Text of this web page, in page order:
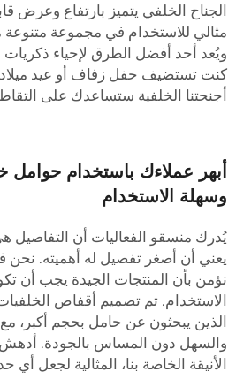
الخلفي يتميز بارتفاع وعرض
للاستخدام في مجموعة متنوعة
أحد أفضل الطرق لإحياء ذكريات
تستضيف حفل زفاف أو عيد ميلاد
الخلفية ستساعدك على التقاط
عملاءك باستخدام حوامل
الاستخدام
منسقو الفعاليات أن التفاصيل هي
أن أصغر تفصيل له أهميته. نحن
بأن المنتجات الجيدة يجب أن
تم تصميم أقفاص
يبحثون عن حامل بحجم أكبر، مع
دون المساس بالجودة. أدهش
الخاصة بنا، المثالية لجعل أي